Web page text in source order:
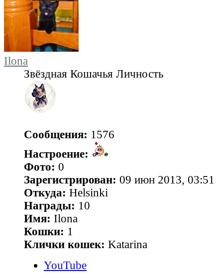
Ilona
Звёздная Кошачья Личность
Сообщения: 1576
Настроение:
Фото: 0
Зарегистрирован: 09 июн 2013, 03:51
Откуда: Helsinki
Награды: 10
Имя: Ilona
Кошки: 1
Клички кошек: Katarina
YouTube